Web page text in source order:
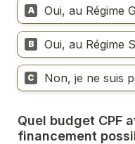
A Oui, au Régime
B Oui, au Régime
C Non, je ne suis
Quel budget CPF
financement